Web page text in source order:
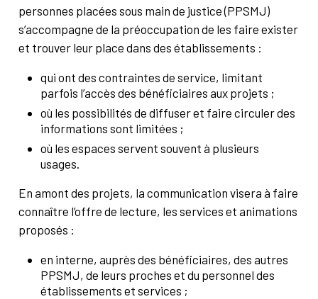
personnes placées sous main de justice (PPSMJ)
s’accompagne de la préoccupation de les faire exister
et trouver leur place dans des établissements :
qui ont des contraintes de service, limitant
parfois l’accès des bénéficiaires aux projets ;
où les possibilités de diffuser et faire circuler des
informations sont limitées ;
où les espaces servent souvent à plusieurs
usages.
En amont des projets, la communication visera à faire
connaître l’offre de lecture, les services et animations
proposés :
en interne, auprès des bénéficiaires, des autres
PPSMJ, de leurs proches et du personnel des
établissements et services ;